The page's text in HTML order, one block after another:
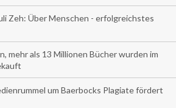
Zeh: Über Menschen - erfolgreichstes
mehr als 13 Millionen Bücher wurden im
um Baerbocks Plagiate fördert